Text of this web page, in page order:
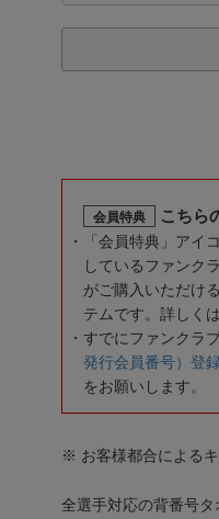
会員特典 こちら
「会員特典」アイ
しているファンク
がご購入いただけ
テムです。詳しくは
すでにファンクラ
発行会員番号）登録
をお願いします。
※ お客様都合によるキ
全選手対応の背番号